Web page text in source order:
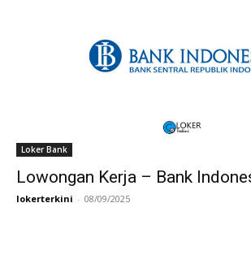
Loker Bank
Lowongan Kerja – Bank
lokerterkini - 08/09/2025